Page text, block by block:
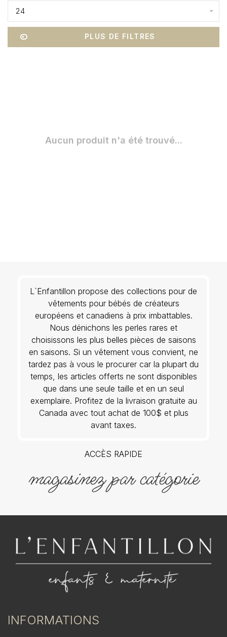
24
PLUS DE FILTRES
Aucun produit n'a été trouvé...
L`Enfantillon propose des collections pour de
vêtements pour bébés de créateurs
européens et canadiens à prix imbattables.
Nous dénichons les perles rares et
choisissons les plus belles pièces de saisons
en saisons. Si un vêtement vous convient, ne
tardez pas à vous le procurer car la plupart du
temps, les articles offerts ne sont disponibles
que dans une seule taille et en un seul
exemplaire. Profitez de la livraison gratuite au
Canada avec tout achat de 100$ et plus
avant taxes.
ACCÈS RAPIDE
magasinez par catégorie
INFORMATIONS